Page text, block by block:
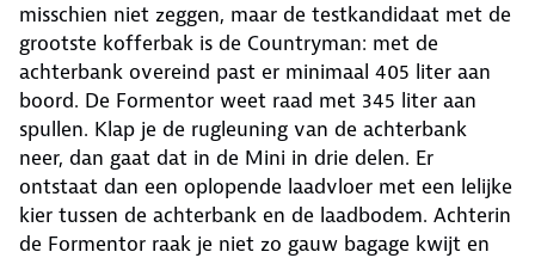
misschien niet zeggen, maar de testkandidaat met de
grootste kofferbak is de Countryman: met de
achterbank overeind past er minimaal 405 liter aan
boord. De Formentor weet raad met 345 liter aan
spullen. Klap je de rugleuning van de achterbank
neer, dan gaat dat in de Mini in drie delen. Er
ontstaat dan een oplopende laadvloer met een lelijke
kier tussen de achterbank en de laadbodem. Achterin
de Formentor raak je niet zo gauw bagage kwijt en